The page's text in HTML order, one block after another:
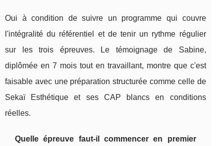
Oui à condition de suivre un programme qui couvre
l'intégralité du référentiel et de tenir un rythme régulier
sur les trois épreuves. Le témoignage de Sabine,
diplômée en 7 mois tout en travaillant, montre que c'est
faisable avec une préparation structurée comme celle de
Sekaï Esthétique et ses CAP blancs en conditions
réelles.
Quelle épreuve faut-il commencer en premier